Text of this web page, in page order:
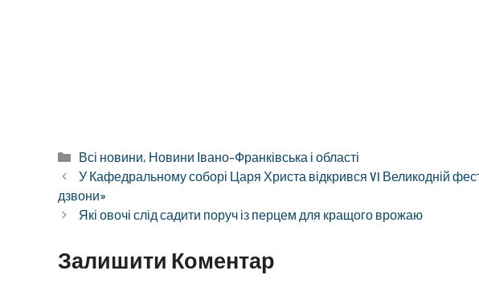
Категорії
Всі новини, Новини Івано-Франківська і області
У Кафедральному соборі Царя Христа відкрився VI Великодній
дзвони»
Які овочі слід садити поруч із перцем для кращого врожаю
Залишити Коментар